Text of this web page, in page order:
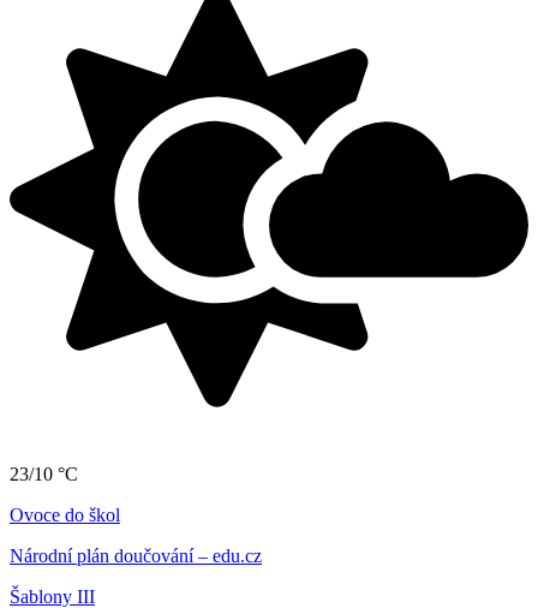
23/10 °C
Ovoce do škol
Národní plán doučování – edu.cz
Šablony III